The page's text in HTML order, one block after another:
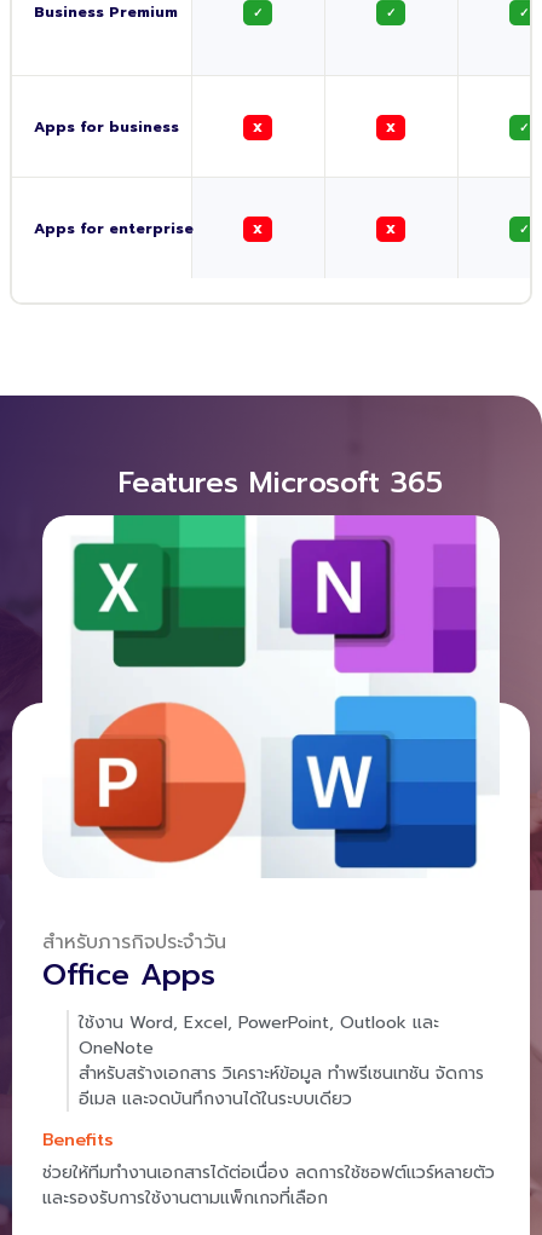
Business Premium ✓ ✓ ✓
Apps for business X X ✓
Apps for enterprise X X ✓
Features Microsoft 365
สำหรับภารกิจประจำวัน
Office Apps
ใช้งาน Word, Excel, PowerPoint, Outlook และ
OneNote
สำหรับสร้างเอกสาร วิเคราะห์ข้อมูล ทำพรีเซนเทชัน จัดการ
อีเมล และจดบันทึกงานได้ในระบบเดียว
Benefits
ช่วยให้ทีมทำงานเอกสารได้ต่อเนื่อง ลดการใช้ซอฟต์แวร์หลายตัว
และรองรับการใช้งานตามแพ็กเกจที่เลือก